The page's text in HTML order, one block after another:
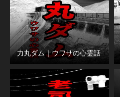
力丸ダム｜ウワサの心霊話